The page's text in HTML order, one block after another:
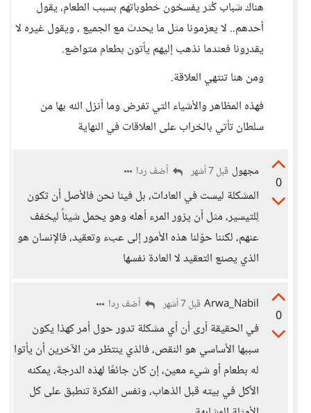
هناك شباب كُثر يفسخون خطوباتهم بسبب الطعام، يقول
أحدهم.. لا يعزمونا مثل ما يحدث مع الجميع ، ويقول غيره لا
يقدرونا فعندما نذهب إليهم يأتون بطعام متواضع.
ومن هنا تنتهي العلاقة.
فهذه المظاهر والأشياء التي تفرض وما أنزل الله بها من
سلطان تأتي بالخراب على العلاقات في النهاية
0
مجهول قبل 7 أشهر أضف ردا
المشكلة ليست في العادات، بل فينا نحن فالأصل أن تكون
لِلتيسير، مثل أن يزور المرء أهله وهو يحمل شيئاً ليخفف
عنهم، لكننا حوّلنا هذه الأمور إلى عبء وتعقيد، فالإنسان هو
الذي يصنع التعقيد لا العادة نفسها
0
Arwa_Nabil قبل 7 أشهر أضف ردا
في الحقيقة أرى أن أي مشكلة تدور حول أمر كهذا يكون
سببها الأساسي هو النقص، فالذي ينتظر من الآخرين أن يأتوا
له بطعام أو شيء معين، إن كان جائعًا لهذه الدرجة، يمكنه
الأكل في بيته قبل الذهاب، ونفس الفكرة تنطبق على كل